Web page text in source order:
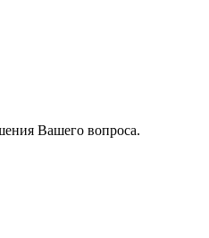
Вашего вопроса.